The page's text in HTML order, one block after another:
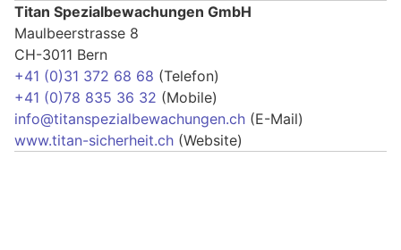
Titan Spezialbewachungen GmbH
Maulbeerstrasse 8
CH-3011 Bern
+41 (0)31 372 68 68 (Telefon)
+41 (0)78 835 36 32 (Mobile)
info@titanspezialbewachungen.ch (E-Mail)
www.titan-sicherheit.ch (Website)